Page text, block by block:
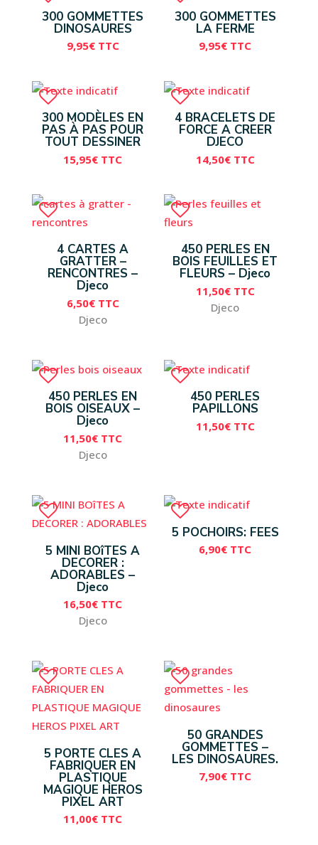
300 GOMMETTES
DINOSAURES
9,95€ TTC
300 GOMMETTES
LA FERME
9,95€ TTC
300 MODÈLES EN
PAS À PAS POUR
TOUT DESSINER
15,95€ TTC
4 BRACELETS DE
FORCE A CREER
DJECO
14,50€ TTC
4 CARTES A
GRATTER –
RENCONTRES –
Djeco
6,50€ TTC
Djeco
450 PERLES EN
BOIS FEUILLES ET
FLEURS – Djeco
11,50€ TTC
Djeco
450 PERLES EN
BOIS OISEAUX –
Djeco
11,50€ TTC
Djeco
450 PERLES
PAPILLONS
11,50€ TTC
5 MINI BOîTES A
DECORER :
ADORABLES –
Djeco
16,50€ TTC
Djeco
5 POCHOIRS: FEES
6,90€ TTC
5 PORTE CLES A
FABRIQUER EN
PLASTIQUE
MAGIQUE HEROS
PIXEL ART
11,00€ TTC
50 GRANDES
GOMMETTES –
LES DINOSAURES.
7,90€ TTC